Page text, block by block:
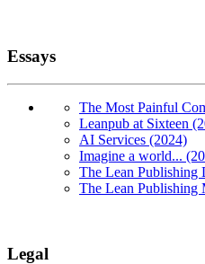
Essays
The Most Painful
Leanpub at Sixteen
AI Services (2024)
Imagine a world...
The Lean Publishing
The Lean Publishing
Legal